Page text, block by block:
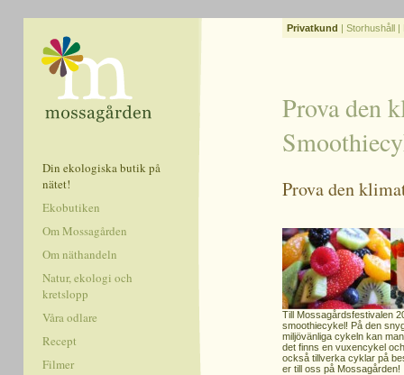
Din ekologiska butik på
nätet!
Ekobutiken
Om Mossagården
Om näthandeln
Natur, ekologi och
kretslopp
Våra odlare
Recept
Filmer
Privatkund | Storhushåll|
Prova den
Prova den
Till Mossagårdsfestivalen
smoothiecykel! På den
miljövänliga cykeln kan
det finns en vuxencykel
också tillverka cyklar på
er till oss på Mossagården!